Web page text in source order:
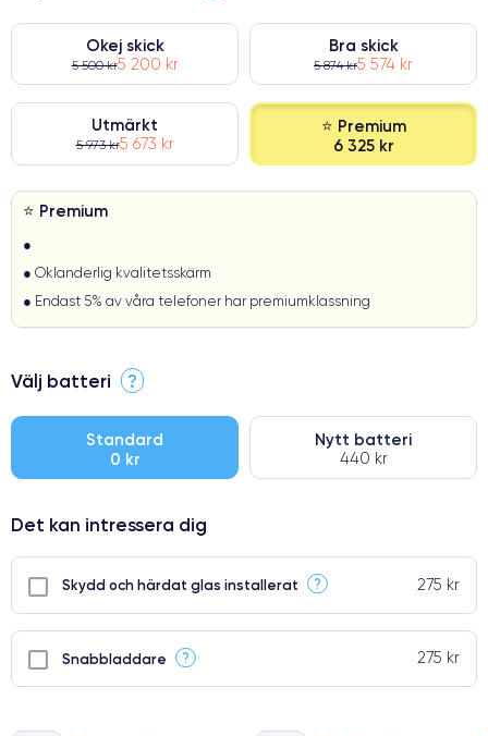
Okej skick
5 500 kr5 200 kr
Bra skick
5 874 kr5 574 kr
Utmärkt
5 973 kr5 673 kr
⭐ Premium
6 325 kr
⭐ Premium
●
● Oklanderlig kvalitetsskärm
● Endast 5% av våra telefoner har premiumklassning
Välj batteri ?
Standard
0 kr
Nytt batteri
440 kr
Det kan intressera dig
Skydd och härdat glas installerat ? 275 kr
Snabbladdare ? 275 kr